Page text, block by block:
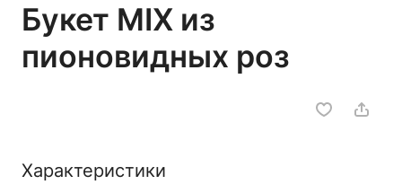
Букет MIX из
пионовидных роз
Характеристики